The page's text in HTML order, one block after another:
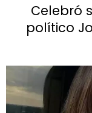
Celebró
político